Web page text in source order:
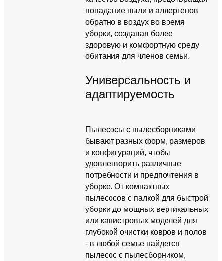
попадание пыли и аллергенов
обратно в воздух во время
уборки, создавая более
здоровую и комфортную среду
обитания для членов семьи.
Универсальность и
адаптируемость
Пылесосы с пылесборниками
бывают разных форм, размеров
и конфигураций, чтобы
удовлетворить различные
потребности и предпочтения в
уборке. От компактных
пылесосов с палкой для быстрой
уборки до мощных вертикальных
или канистровых моделей для
глубокой очистки ковров и полов
- в любой семье найдется
пылесос с пылесборником,